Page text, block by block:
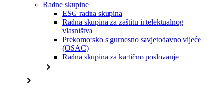
Radne skupine
ESG radna skupina
Radna skupina za zaštitu intelektualnog
vlasništva
Prekomorsko sigurnosno savjetodavno vijeće
(OSAC)
Radna skupina za kartično poslovanje
chevron_right
chevron_right